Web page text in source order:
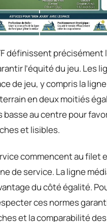
définissent précisément
l’équité du jeu. Les
de jeu, y compris la
en deux moitiés
basse au centre pour
et lisibles.
commencent au filet
de service. La ligne
du côté égalité.
ces normes
et la comparabilité des